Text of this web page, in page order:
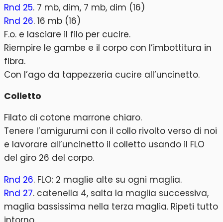
Rnd 25. 7 mb, dim, 7 mb, dim (16)
Rnd 26. 16 mb (16)
F.o. e lasciare il filo per cucire.
Riempire le gambe e il corpo con l’imbottitura in
fibra.
Con l’ago da tappezzeria cucire all’uncinetto.
Colletto
Filato di cotone marrone chiaro.
Tenere l’amigurumi con il collo rivolto verso di noi
e lavorare all’uncinetto il colletto usando il FLO
del giro 26 del corpo.
Rnd 26. FLO: 2 maglie alte su ogni maglia.
Rnd 27. catenella 4, salta la maglia successiva,
maglia bassissima nella terza maglia. Ripeti tutto